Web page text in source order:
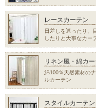
レースカーテン
日差しを遮ったり、
したりと大事なカー
リネン風・綿カ
綿100％天然素材の
ルカーテン
スタイルカーテン